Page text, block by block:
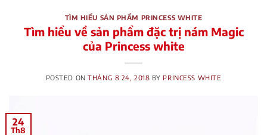
TÌM HIỂU SẢN PHẨM PRINCESS WHITE
Tìm hiểu về sản phẩm đặc trị nám Magic
của Princess white
POSTED ONTHÁNG 8 24, 2018 BY PRINCESS WHITE
24
Th8